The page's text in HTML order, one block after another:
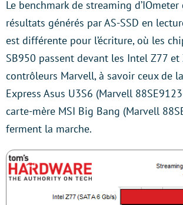
Le benchmark de streaming
résultats générés par AS-SSD en
est différente pour l’écriture, où les
SB950 passent devant les Intel Z77 et
contrôleurs Marvell, à savoir ceux de
Express Asus U3S6 (Marvell
carte-mère MSI Big Bang (Marvell
ferment la marche.